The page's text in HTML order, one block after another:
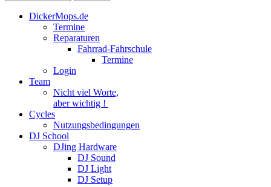
DickerMops.de
Termine
Reparaturen
Fahrrad-Fahrschule
Termine
Login
Team
Nicht viel Worte,
aber wichtig !
Cycles
Nutzungsbedingungen
DJ School
DJing Hardware
DJ Sound
DJ Light
DJ Setup